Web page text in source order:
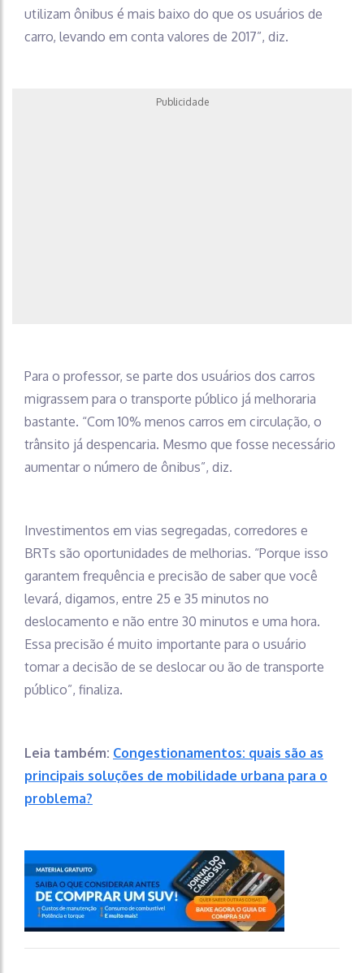
utilizam ônibus é mais baixo do que os usuários de
carro, levando em conta valores de 2017”, diz.
Publicidade
Para o professor, se parte dos usuários dos carros
migrassem para o transporte público já melhoraria
bastante. “Com 10% menos carros em circulação, o
trânsito já despencaria. Mesmo que fosse necessário
aumentar o número de ônibus”, diz.
Investimentos em vias segregadas, corredores e
BRTs são oportunidades de melhorias. “Porque isso
garantem frequência e precisão de saber que você
levará, digamos, entre 25 e 35 minutos no
deslocamento e não entre 30 minutos e uma hora.
Essa precisão é muito importante para o usuário
tomar a decisão de se deslocar ou ão de transporte
público”, finaliza.
Leia também: Congestionamentos: quais são as
principais soluções de mobilidade urbana para o
problema?